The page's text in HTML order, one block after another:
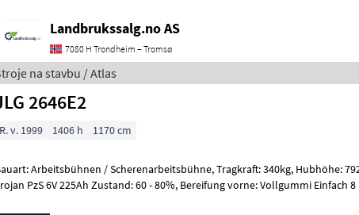
Landbrukssalg.no AS
7080 H Trondheim – Tromsø
na stavbu / Atlas
2646E2
R. v. 1999 1406 h 1170 cm
Arbeitsbühnen / Scherenarbeitsbühne, Tragkraft: 340kg, Hubhöhe: 7920mm, Batterie:
Trojan PzS 6V 225Ah Zustand: 60 - 80%, Bereifung vorne: Vollgummi Einfach 8